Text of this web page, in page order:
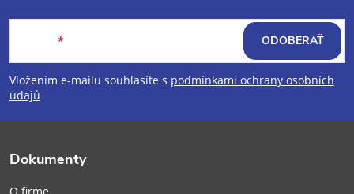
Z
á
p
Vložením e-mailu souhlasíte s podmínkami ochrany osobních
údajů
ODOBERAŤ
Dokumenty
O firme